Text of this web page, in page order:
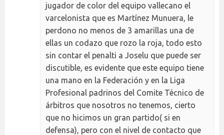
jugador de color del equipo vallecano el
varcelonista que es Martínez Munuera, le
perdono no menos de 3 amarillas una de
ellas un codazo que rozo la roja, todo esto
sin contar el penalti a Joselu que puede ser
discutible, es evidente que este equipo tiene
una mano en la Federación y en la Liga
Profesional padrinos del Comite Técnico de
árbitros que nosotros no tenemos, cierto
que no hicimos un gran partido( si en
defensa), pero con el nivel de contacto que